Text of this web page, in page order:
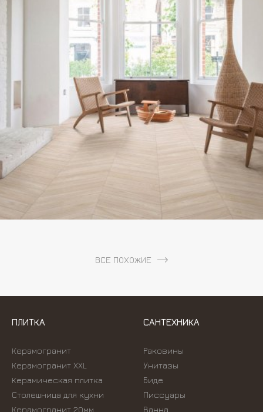
ВСЕ ПОХОЖИЕ
ПЛИТКА
Керамогранит
Керамогранит XXL
Керамическая плитка
Столешница для кухни
Керамогранит 20мм
САНТЕХНИКА
Раковины
Унитазы
Биде
Писсуары
Ванна